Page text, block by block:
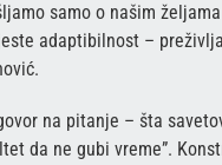
samo o našim
adaptibilnost –
na pitanje – šta
da ne gubi vreme”.